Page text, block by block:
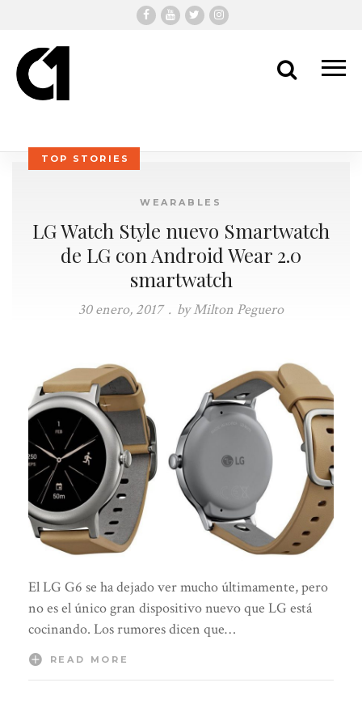
Search
TOP STORIES
WEARABLES
LG Watch Style nuevo Smartwatch
de LG con Android Wear 2.0
smartwatch
30 enero, 2017 . by Milton Peguero
El LG G6 se ha dejado ver mucho últimamente, pero
no es el único gran dispositivo nuevo que LG está
cocinando. Los rumores dicen que…
READ MORE